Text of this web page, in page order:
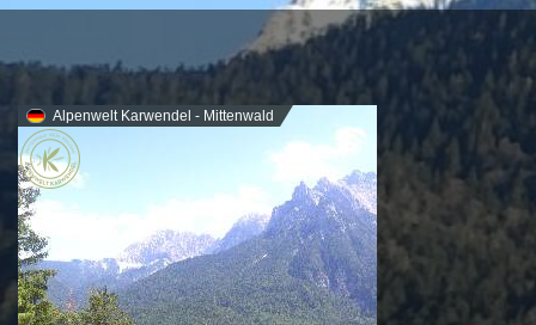
Alpenwelt Karwendel - Mittenwald